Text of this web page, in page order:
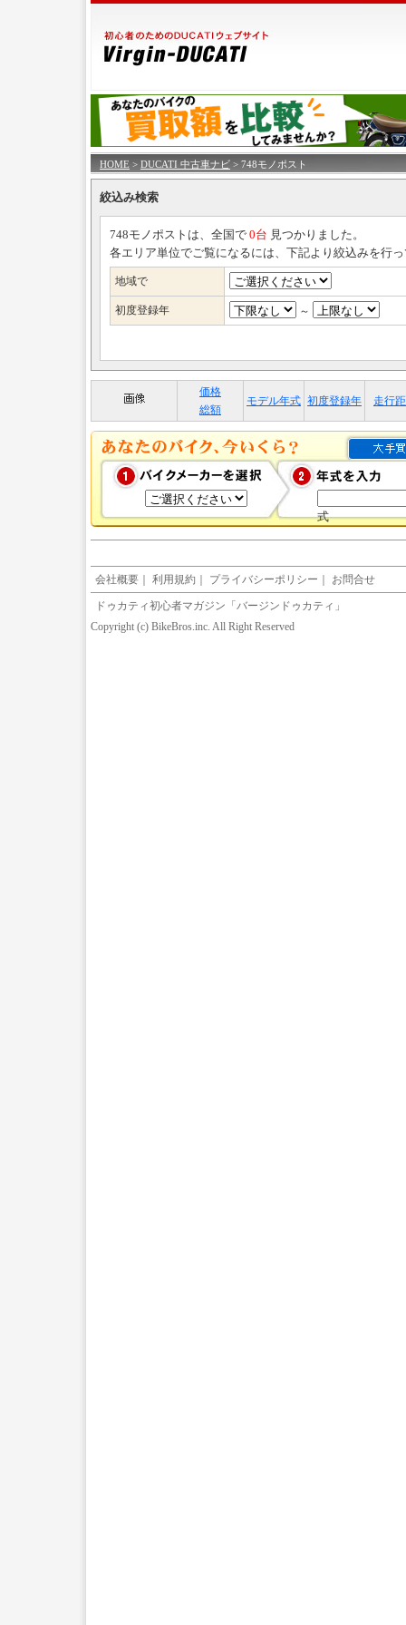
HOME > DUCATI 中古車ナビ > 748モノポスト
絞込み検索
748モノポストは、全国で 0台 見つかりました。
各エリア単位でご覧になるには、下記より絞込みを行
地域で
初度登録年 ～
価格
総額
モデル年式 初度登録年 走行
式
会社概要 ｜ 利用規約 ｜ プライバシーポリシー ｜ お問合せ
ドゥカティ初心者マガジン「バージンドゥカティ」
Copyright (c) BikeBros.inc. All Right Reserved